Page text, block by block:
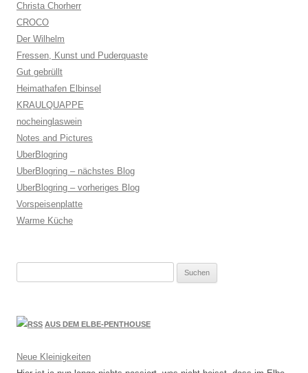
Christa Chorherr
CROCO
Der Wilhelm
Fressen, Kunst und Puderquaste
Gut gebrüllt
Heimathafen Elbinsel
KRAULQUAPPE
nocheinglaswein
Notes and Pictures
UberBlogring
UberBlogring – nächstes Blog
UberBlogring – vorheriges Blog
Vorspeisenplatte
Warme Küche
AUS DEM ELBE-PENTHOUSE
Neue Kleinigkeiten